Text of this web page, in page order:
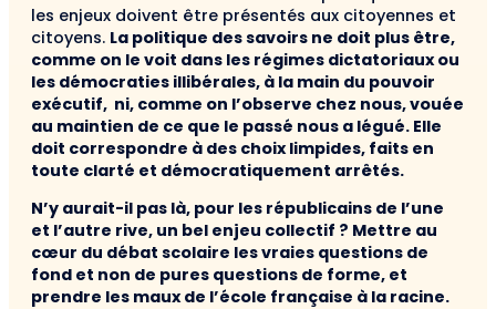
les enjeux doivent être présentés aux citoyennes et
citoyens. La politique des savoirs ne doit plus être,
comme on le voit dans les régimes dictatoriaux ou
les démocraties illibérales, à la main du pouvoir
exécutif, ni, comme on l’observe chez nous, vouée
au maintien de ce que le passé nous a légué. Elle
doit correspondre à des choix limpides, faits en
toute clarté et démocratiquement arrêtés.
N’y aurait-il pas là, pour les républicains de l’une
et l’autre rive, un bel enjeu collectif ? Mettre au
cœur du débat scolaire les vraies questions de
fond et non de pures questions de forme, et
prendre les maux de l’école française à la racine.